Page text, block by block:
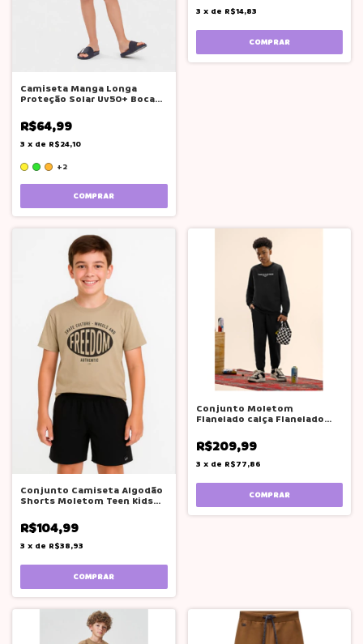
Camiseta Manga Longa
Proteção Solar Uv50+ Boca
R$64,99
3 x de R$24,10
+2
COMPRAR
3 x de R$14,83
COMPRAR
Conjunto Camiseta Algodão
Shorts Moletom Teen Kids
R$104,99
3 x de R$38,93
COMPRAR
Conjunto Moletom
Flanelado calça Flanelado
R$209,99
3 x de R$77,86
COMPRAR